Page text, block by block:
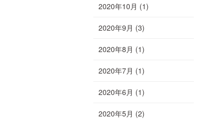
2020年10月 (1)
2020年9月 (3)
2020年8月 (1)
2020年7月 (1)
2020年6月 (1)
2020年5月 (2)